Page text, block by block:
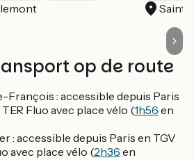
Saint-
op de route
François : accessible depuis Paris
TER Fluo avec place vélo (1h56 en
: accessible depuis Paris en TGV
avec place vélo (2h36 en